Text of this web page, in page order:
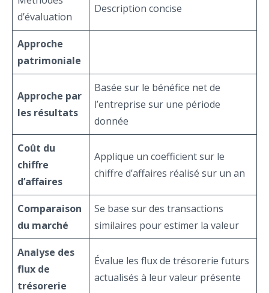
d’évaluation
Description concise
Approche
patrimoniale
Approche par
les résultats
Basée sur le bénéfice net de
l’entreprise sur une période
donnée
Coût du
chiffre
d’affaires
Applique un coefficient sur le
chiffre d’affaires réalisé sur un an
Comparaison
du marché
Se base sur des transactions
similaires pour estimer la valeur
Analyse des
flux de
trésorerie
Évalue les flux de trésorerie futurs
actualisés à leur valeur présente